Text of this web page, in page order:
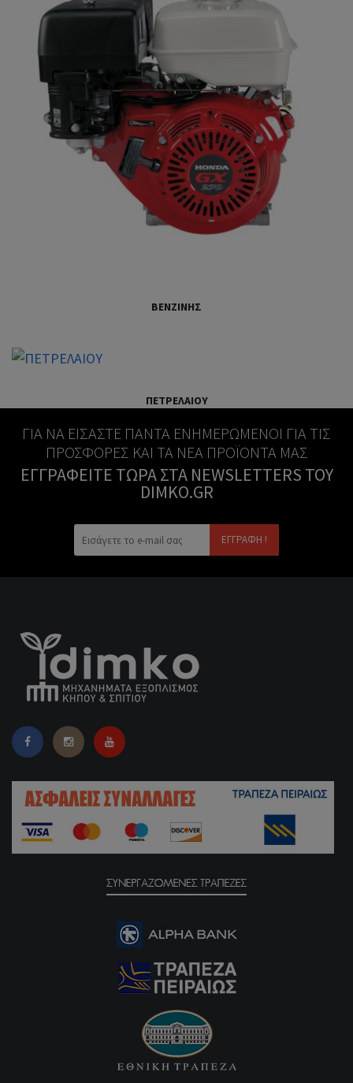
ΒΕΝΖΙΝΗΣ
ΠΕΤΡΕΛΑΙΟΥ
ΓΙΑ ΝΑ ΕΊΣΑΣΤΕ ΠΆΝΤΑ ΕΝΗΜΕΡΩΜΈΝΟΙ ΓΙΑ ΤΙΣ
ΠΡΟΣΦΟΡΈΣ ΚΑΙ ΤΑ ΝΈΑ ΠΡΟΪΌΝΤΑ ΜΑΣ
ΕΓΓΡΑΦΕΊΤΕ ΤΏΡΑ ΣΤΑ NEWSLETTERS ΤΟΥ
DIMKO.GR
ΕΓΓΡΑΦΉ !